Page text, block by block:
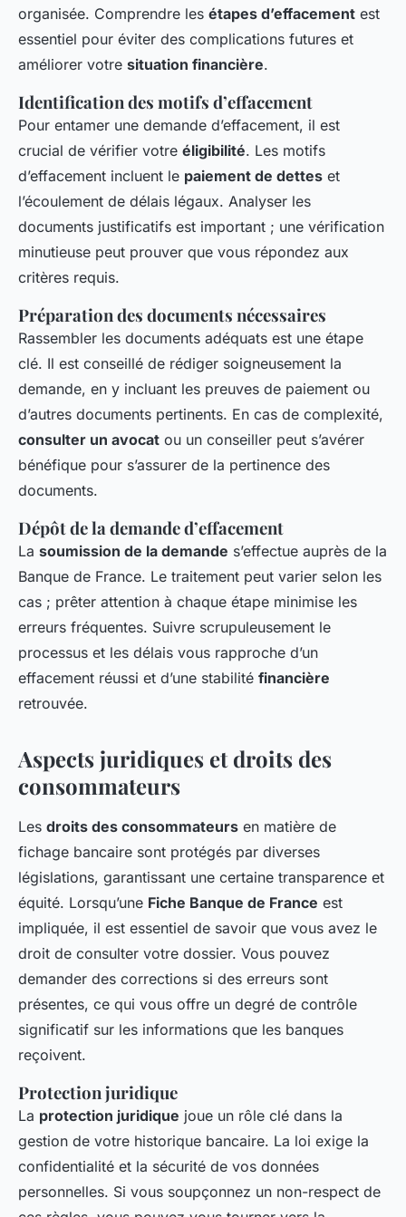
organisée. Comprendre les étapes d’effacement est
essentiel pour éviter des complications futures et
améliorer votre situation financière.
Identification des motifs d’effacement
Pour entamer une demande d’effacement, il est
crucial de vérifier votre éligibilité. Les motifs
d’effacement incluent le paiement de dettes et
l’écoulement de délais légaux. Analyser les
documents justificatifs est important ; une vérification
minutieuse peut prouver que vous répondez aux
critères requis.
Préparation des documents nécessaires
Rassembler les documents adéquats est une étape
clé. Il est conseillé de rédiger soigneusement la
demande, en y incluant les preuves de paiement ou
d’autres documents pertinents. En cas de complexité,
consulter un avocat ou un conseiller peut s’avérer
bénéfique pour s’assurer de la pertinence des
documents.
Dépôt de la demande d’effacement
La soumission de la demande s’effectue auprès de la
Banque de France. Le traitement peut varier selon les
cas ; prêter attention à chaque étape minimise les
erreurs fréquentes. Suivre scrupuleusement le
processus et les délais vous rapproche d’un
effacement réussi et d’une stabilité financière
retrouvée.
Aspects juridiques et droits des
consommateurs
Les droits des consommateurs en matière de
fichage bancaire sont protégés par diverses
législations, garantissant une certaine transparence et
équité. Lorsqu’une Fiche Banque de France est
impliquée, il est essentiel de savoir que vous avez le
droit de consulter votre dossier. Vous pouvez
demander des corrections si des erreurs sont
présentes, ce qui vous offre un degré de contrôle
significatif sur les informations que les banques
reçoivent.
Protection juridique
La protection juridique joue un rôle clé dans la
gestion de votre historique bancaire. La loi exige la
confidentialité et la sécurité de vos données
personnelles. Si vous soupçonnez un non-respect de